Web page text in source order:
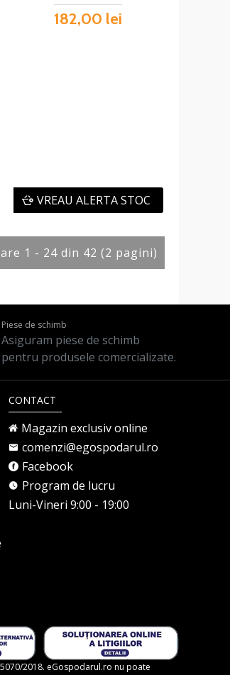
182,00 lei
VREAU ALERTA STOC
1 - 24 din 42 (2 pagini)
Piese de schimb
Asiguram piese de schimb
pentru produsele comercializate.
CONTACT
Magazin exclusiv online
comenzi@egospodarul.ro
Facebook
Program de lucru
Luni-Vineri 9:00 - 19:00
2018. eGospodarul.ro nu poate